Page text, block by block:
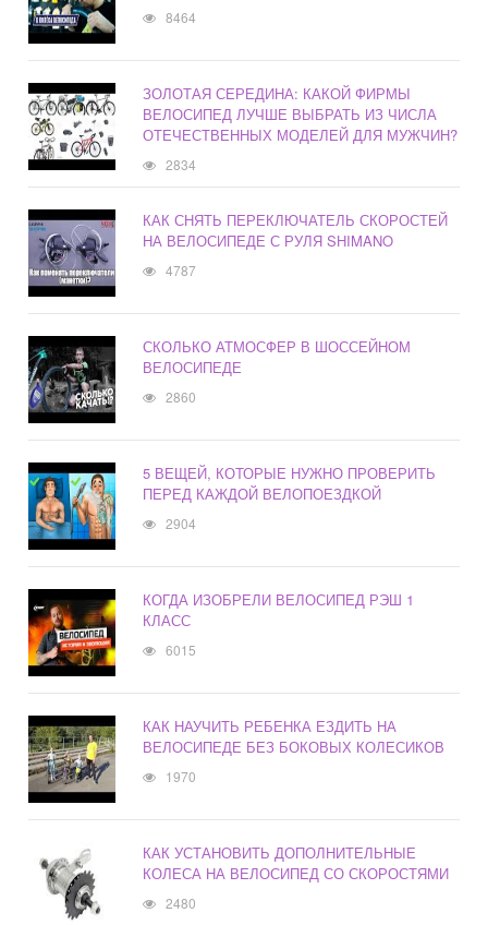
8464
ЗОЛОТАЯ СЕРЕДИНА: КАКОЙ ФИРМЫ
ВЕЛОСИПЕД ЛУЧШЕ ВЫБРАТЬ ИЗ ЧИСЛА
ОТЕЧЕСТВЕННЫХ МОДЕЛЕЙ ДЛЯ МУЖЧИН?
2834
КАК СНЯТЬ ПЕРЕКЛЮЧАТЕЛЬ СКОРОСТЕЙ
НА ВЕЛОСИПЕДЕ С РУЛЯ SHIMANO
4787
СКОЛЬКО АТМОСФЕР В ШОССЕЙНОМ
ВЕЛОСИПЕДЕ
2860
5 ВЕЩЕЙ, КОТОРЫЕ НУЖНО ПРОВЕРИТЬ
ПЕРЕД КАЖДОЙ ВЕЛОПОЕЗДКОЙ
2904
КОГДА ИЗОБРЕЛИ ВЕЛОСИПЕД РЭШ 1
КЛАСС
6015
КАК НАУЧИТЬ РЕБЕНКА ЕЗДИТЬ НА
ВЕЛОСИПЕДЕ БЕЗ БОКОВЫХ КОЛЕСИКОВ
1970
КАК УСТАНОВИТЬ ДОПОЛНИТЕЛЬНЫЕ
КОЛЕСА НА ВЕЛОСИПЕД СО СКОРОСТЯМИ
2480